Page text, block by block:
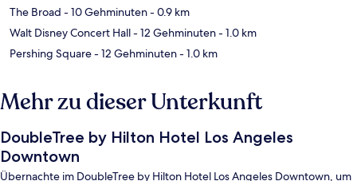
The Broad - 10 Gehminuten- 0.9 km
Walt Disney Concert Hall- 12 Gehminuten- 1.0 km
Pershing Square- 12 Gehminuten- 1.0 km
Mehr zu dieser Unterkunft
DoubleTree by Hilton Hotel Los Angeles
Downtown
Übernachte im DoubleTree by Hilton Hotel Los Angeles Downtown, um